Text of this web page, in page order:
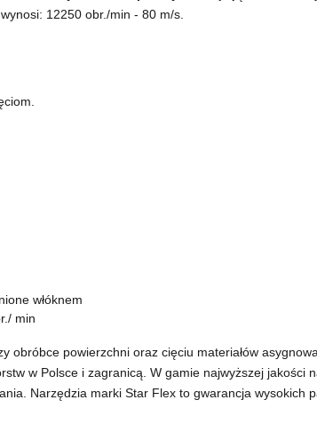
12250 obr./min - 80 m/s.
włóknem
min
obróbce powierzchni oraz cięciu materiałów
w Polsce i zagranicą. W gamie najwyższej jakości
Narzędzia marki Star Flex to gwarancja wysokich